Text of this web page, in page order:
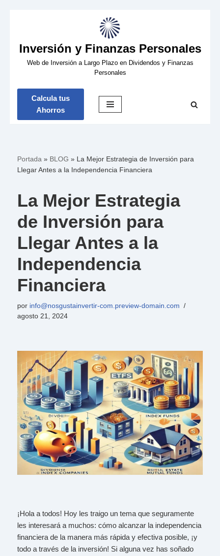
contenido
Inversión y Finanzas Personales
Web de Inversión a Largo Plazo en Dividendos y Finanzas
Personales
Calcula tus
Ahorros
Portada » BLOG » La Mejor Estrategia de Inversión para
Llegar Antes a la Independencia Financiera
La Mejor Estrategia
de Inversión para
Llegar Antes a la
Independencia
Financiera
por info@nosgustainvertir-com.preview-domain.com
agosto 21, 2024
¡Hola a todos! Hoy les traigo un tema que seguramente
les interesará a muchos: cómo alcanzar la independencia
financiera de la manera más rápida y efectiva posible, ¡y
todo a través de la inversión! Si alguna vez has soñado